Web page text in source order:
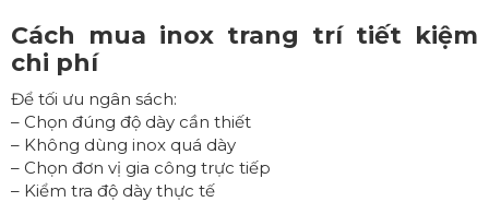
Cách mua inox trang trí tiết kiệm
chi phí
Để tối ưu ngân sách:
– Chọn đúng độ dày cần thiết
– Không dùng inox quá dày
– Chọn đơn vị gia công trực tiếp
– Kiểm tra độ dày thực tế